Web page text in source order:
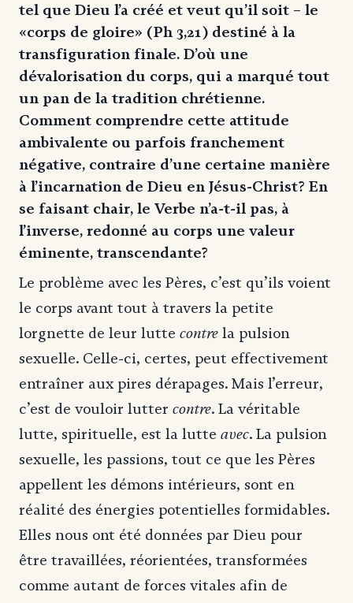
tel que Dieu l’a créé et veut qu’il soit – le
«corps de gloire» (Ph 3,21) destiné à la
transfiguration finale. D’où une
dévalorisation du corps, qui a marqué tout
un pan de la tradition chrétienne.
Comment comprendre cette attitude
ambivalente ou parfois franchement
négative, contraire d’une certaine manière
à l’incarnation de Dieu en Jésus-Christ? En
se faisant chair, le Verbe n’a-t-il pas, à
l’inverse, redonné au corps une valeur
éminente, transcendante?
Le problème avec les Pères, c’est qu’ils voient
le corps avant tout à travers la petite
lorgnette de leur lutte contre la pulsion
sexuelle. Celle-ci, certes, peut effectivement
entraîner aux pires dérapages. Mais l’erreur,
c’est de vouloir lutter contre. La véritable
lutte, spirituelle, est la lutte avec. La pulsion
sexuelle, les passions, tout ce que les Pères
appellent les démons intérieurs, sont en
réalité des énergies potentielles formidables.
Elles nous ont été données par Dieu pour
être travaillées, réorientées, transformées
comme autant de forces vitales afin de